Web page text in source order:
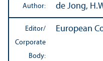
Author: de Jong,
Editor/
Corporate
Body:
European